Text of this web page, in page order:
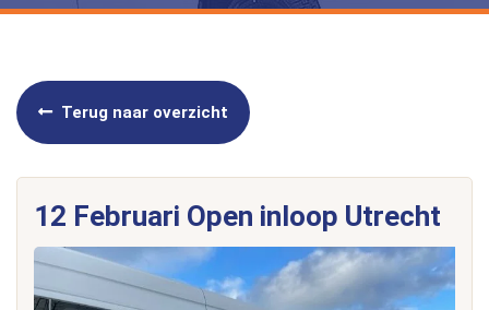
Terug naar overzicht
12 Februari Open inloop Utrecht